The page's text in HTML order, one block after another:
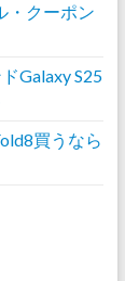
・クーポン
Galaxy S25
買うなら